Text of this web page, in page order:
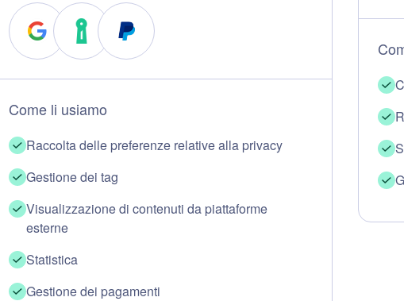
Come li usiamo
Raccolta delle preferenze relative alla privacy
Gestione dei tag
Visualizzazione di contenuti da piattaforme
esterne
Statistica
Gestione dei pagamenti